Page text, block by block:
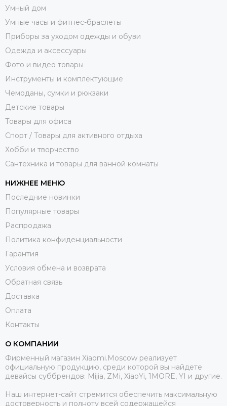
Умный дом
Умные часы и фитнес-браслеты
Приборы за уходом одежды и обуви
Одежда и аксессуары
Фото и видео товары
Инструменты и комплектующие
Чемоданы, сумки и рюкзаки
Детские товары
Товары для офиса
Спорт / Товары для активного отдыха
Хобби и творчество
Сантехника и товары для ванной комнаты
НИЖНЕЕ МЕНЮ
Последние новинки
Популярные товары
Распродажа
Политика конфиденциальности
Гарантия
Условия обмена и возврата
Обратная связь
Доставка
Оплата
Контакты
О КОМПАНИИ
Фирменный магазин Xiaomi.Moscow реализует
официальную продукцию, среди которой вы найдете
девайсы суббрендов: Mijia, ZMi, XiaoYi, 1MORE, YI и другие.
Наш интернет-сайт стремится обеспечить максимальную
достоверность и полноту всей содержащейся